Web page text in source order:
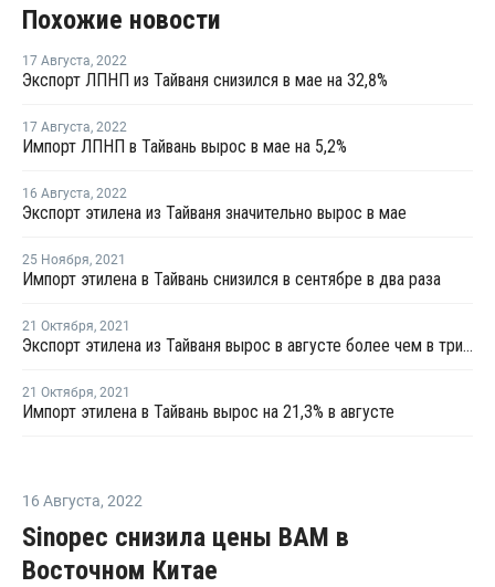
Похожие новости
17 Августа, 2022
Экспорт ЛПНП из Тайваня снизился в мае на 32,8%
17 Августа, 2022
Импорт ЛПНП в Тайвань вырос в мае на 5,2%
16 Августа, 2022
Экспорт этилена из Тайваня значительно вырос в мае
25 Ноября, 2021
Импорт этилена в Тайвань снизился в сентябре в два раза
21 Октября, 2021
Экспорт этилена из Тайваня вырос в августе более чем в три раза
21 Октября, 2021
Импорт этилена в Тайвань вырос на 21,3% в августе
16 Августа, 2022
Sinopec снизила цены ВАМ в
Восточном Китае